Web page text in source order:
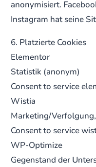
anonymisiert.
Instagram hat seine
6. Platzierte Cookies
Elementor
Statistik (anonym)
Consent to service
Wistia
Marketing/
Consent to service
WP-Optimize
Gegenstand der